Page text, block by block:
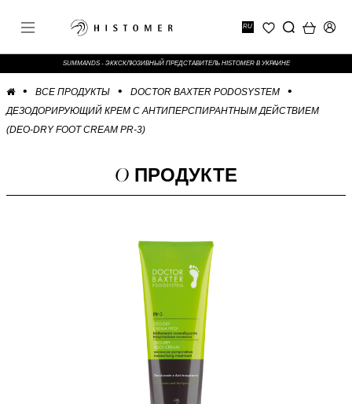
RU
SUMMANDS - ЭККСКЛЮЗИВНЫЙ ПРЕДСТАВИТЕЛЬ HISTOMER В УКРАИНЕ
ВСЕ ПРОДУКТЫ
DOCTOR BAXTER PODOSYSTEM
ДЕЗОДОРИРУЮЩИЙ КРЕМ С АНТИПЕРСПИРАНТНЫМ ДЕЙСТВИЕМ
(DEO-DRY FOOT CREAM PR-3)
О ПРОДУКТЕ